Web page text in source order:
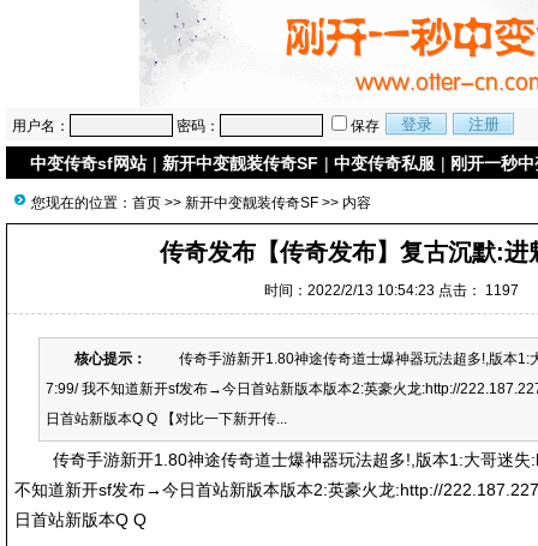
用户名： 密码： 保存
中变传奇sf网站 | 新开中变靓装传奇SF | 中变传奇私服 | 刚开一秒
您现在的位置： 首页 >> 新开中变靓装传奇SF >> 内容
传奇发布【传奇发布】复古沉默:进
时间：2022/2/13 10:54:23 点击： 1197
核心提示：
传奇手游新开1.80神途传奇道士爆神器玩法超多!,版本1:
7:99/ 我不知道新开sf发布→今日首站新版本版本2:英豪火龙:http://
日首站新版本Q Q 【对比一下新开传...
传奇手游新开1.80神途传奇道士爆神器玩法超多!,版本1:大哥迷失
不知道新开sf发布→今日首站新版本版本2:英豪火龙:http://
日首站新版本Q Q